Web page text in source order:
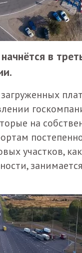
в
на
участков,